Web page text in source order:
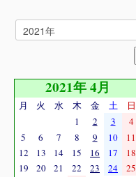
2021年 4月
月 火 水 木 金 土
日
1
2 3
4
5
6 7 8 9 10
11
12
13 14 15 16 17
18
19
20 21 22 23 24
25